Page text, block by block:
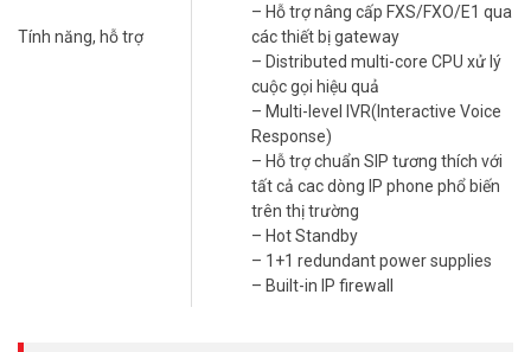
Với khả năng xử lý nhiều cuộc gọi cùng
lúc, giúp doanh nghiệp không bị gián đoạn trong giao tiếp.
Dinstar UC350 Pro v4 là lựa chọn lý tưởng cho các
doanh nghiệp đang tìm kiếm một hệ thống tổng đài linh hoạt, hiệu
quả và tiết kiệm chi phí. Với những tính năng vượt trội và khả năng
đáp ứng nhu cầu doanh nghiệp, Dinstar UC350 Pro v4 sẽ giúp nâng
cao chất lượng dịch vụ chăm sóc khách hàng và tối ưu hóa quy
Thông số kỹ thuật tổng đài IP Dinstar
Tính năng, hỗ trợ
– Hỗ trợ nâng cấp FXS/FXO/E1 qua
các thiết bị gateway
– Distributed multi-core CPU xử lý
cuộc gọi hiệu quả
– Multi-level IVR(Interactive Voice
Response)
– Hỗ trợ chuẩn SIP tương thích với
tất cả cac dòng IP phone phổ biến
trên thị trường
– Hot Standby
– 1+1 redundant power supplies
– Built-in IP firewall